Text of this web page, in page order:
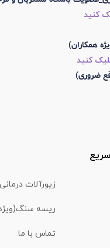
کنید
همکاران)
کنید
ضروری)
زیورآلات درمانی
ریسه
تماس با ما